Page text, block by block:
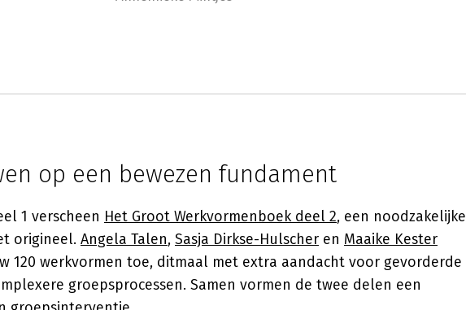
op een bewezen fundament
1 verscheen Het Groot Werkvormenboek deel 2, een noodzakelijke
origineel. Angela Talen, Sasja Dirkse-Hulscher en Maaike Kester
120 werkvormen toe, ditmaal met extra aandacht voor gevorderde
groepsprocessen. Samen vormen de twee delen een